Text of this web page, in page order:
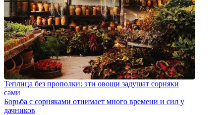
Теплица без прополки: эти овощи задушат сорняки
сами
Борьба с сорняками отнимает много времени и сил у
дачников